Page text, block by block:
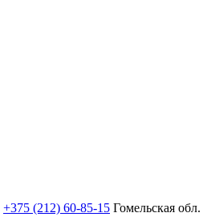
+375 (212) 60-85-15 Гомельская обл.